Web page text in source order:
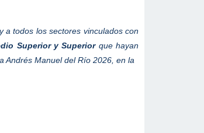
a todos los sectores vinculados con
Superior y Superior que hayan
Andrés Manuel del Río 2026, en la